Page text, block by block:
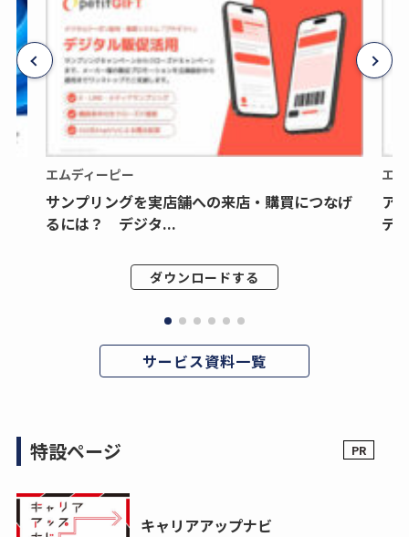
エムディーピー
サンプリングを実店舗への来店・購買につなげ
るには？ デジタ...
ダウンロードする
エ
ア
デ
サービス資料一覧
特設ページ
キャリアアップナビ